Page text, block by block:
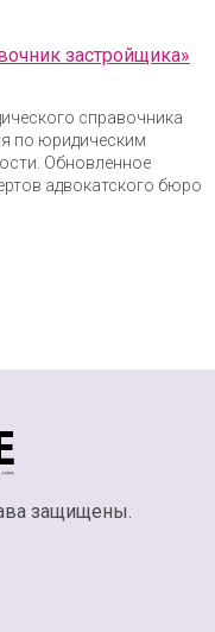
застройщика»
справочника
по юридическим
Обновленное
адвокатского бюро
защищены.